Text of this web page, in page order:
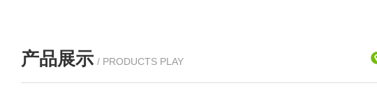
产品展示 / PRODUCTS PLAY